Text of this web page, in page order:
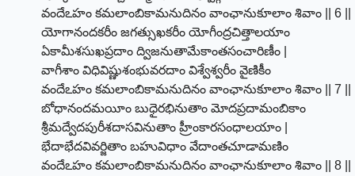
వందేఽహం కమలాంబికామనుదినం వాంఛానుకూలాం శివాం || 6 ||
యోగానందకరీం జగత్సుఖకరీం యోగీంద్రచిత్తాలయాం
ఏకామీశసుఖప్రదాం ద్విజనుతామేకాంతసంచారిణీం |
వాగీశాం విధివిష్ణుశంభువరదాం విశ్వేశ్వరీం వైణికీం
వందేఽహం కమలాంబికామనుదినం వాంఛానుకూలాం శివాం || 7 ||
బోధానందమయీం బుధైరభినుతాం మోదప్రదామంబికాం
శ్రీమద్వేదపురీశదాసవినుతాం హ్రీంకారసంధాలయాం |
భేదాభేదవివర్జితాం బహువిధాం వేదాంతచూడామణిం
వందేఽహం కమలాంబికామనుదినం వాంఛానుకూలాం శివాం || 8 ||